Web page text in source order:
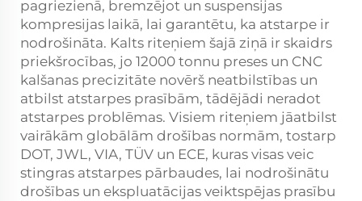
pagriezienā, bremzējot un suspensijas
kompresijas laikā, lai garantētu, ka atstarpe ir
nodrošināta. Kalts riteņiem šajā ziņā ir skaidrs
priekšrocības, jo 12000 tonnu preses un CNC
kalšanas precizitāte novērš neatbilstības un
atbilst atstarpes prasībām, tādējādi neradot
atstarpes problēmas. Visiem riteņiem jāatbilst
vairākām globālām drošības normām, tostarp
DOT, JWL, VIA, TÜV un ECE, kuras visas veic
stingras atstarpes pārbaudes, lai nodrošinātu
drošības un ekspluatācijas veiktspējas prasību